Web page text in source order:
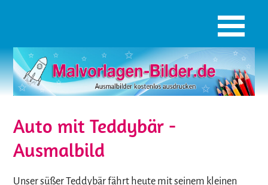
Auto mit Teddybär -
Ausmalbild
Unser süßer Teddybär fährt heute mit seinem kleinen